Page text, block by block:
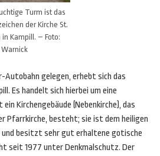
Turm ist das
der Kirche St.
in Kampill. – Foto:
Autobahn gelegen, erhebt sich das
Es handelt sich hierbei um eine
Kirchengebäude (Nebenkirche), das
Pfarrkirche, besteht; sie ist dem heiligen
besitzt sehr gut erhaltene gotische
seit 1977 unter Denkmalschutz. Der